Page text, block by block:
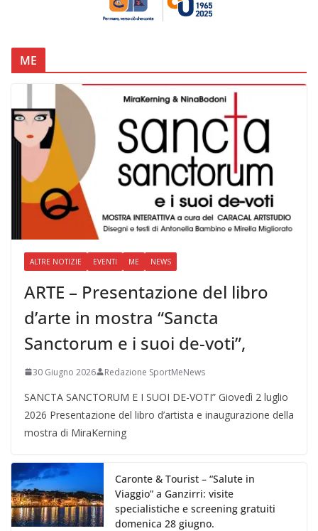
ME
ALTRE NOTIZIE EVENTI ME NEWS
ARTE – Presentazione del libro
d’arte in mostra “Sancta
Sanctorum e i suoi de-voti”,
30 Giugno 2026 Redazione SportMeNews
SANCTA SANCTORUM E I SUOI DE-VOTI” Giovedì 2 luglio
2026 Presentazione del libro d’artista e inaugurazione della
mostra di MiraKerning
Caronte & Tourist – “Salute in
Viaggio” a Ganzirri: visite
specialistiche e screening gratuiti
domenica 28 giugno.